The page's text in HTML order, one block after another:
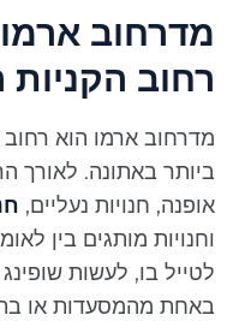
רחוב הקניות
מדרחוב ארמו הוא רחוב
ביותר באתונה. לאורך
אופנה, חנויות נעליים,
וחנויות מותגים בין
לטייל בו, לעשות
באחת מהמסעדות או